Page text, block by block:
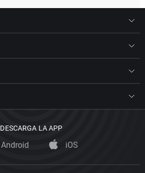
DESCARGA LA APP
Android iOS